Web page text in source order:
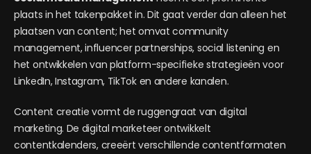
plaats in het takenpakket in. Dit gaat verder dan alleen het
plaatsen van content; het omvat community
management, influencer partnerships, social listening en
het ontwikkelen van platform-specifieke strategieën voor
LinkedIn, Instagram, TikTok en andere kanalen.
Content creatie vormt de ruggengraat van digital
marketing. De digital marketeer ontwikkelt
contentkalenders, creeërt verschillende contentformaten